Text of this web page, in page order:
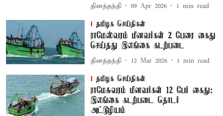
தினத்தந்தி 09 Apr 2026 1 min read
தமிழக செய்திகள்
ராமேஸ்வரம் மீனவர்கள் 2 பேரை கைது
செய்தது இலங்கை கடற்படை
தினத்தந்தி 12 Mar 2026 1 min read
தமிழக செய்திகள்
ராமேசுவரம் மீனவர்கள் 12 பேர் கைது:
இலங்கை கடற்படை தொடர்
அட்டூழியம்